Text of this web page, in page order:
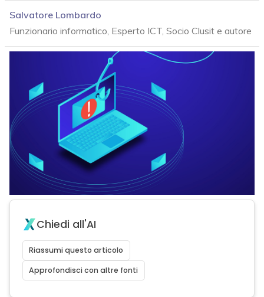
Salvatore Lombardo
Funzionario informatico, Esperto ICT, Socio Clusit e autore
Chiedi all'AI
Riassumi questo articolo
Approfondisci con altre fonti